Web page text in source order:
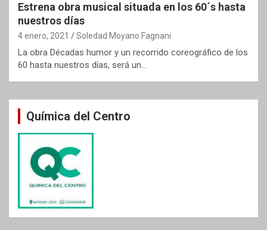
Estrena obra musical situada en los 60´s hasta
nuestros días
4 enero, 2021 Soledad Moyano Fagnani
La obra Décadas humor y un recorrido coreográfico de los
60 hasta nuestros días, será un…
Química del Centro